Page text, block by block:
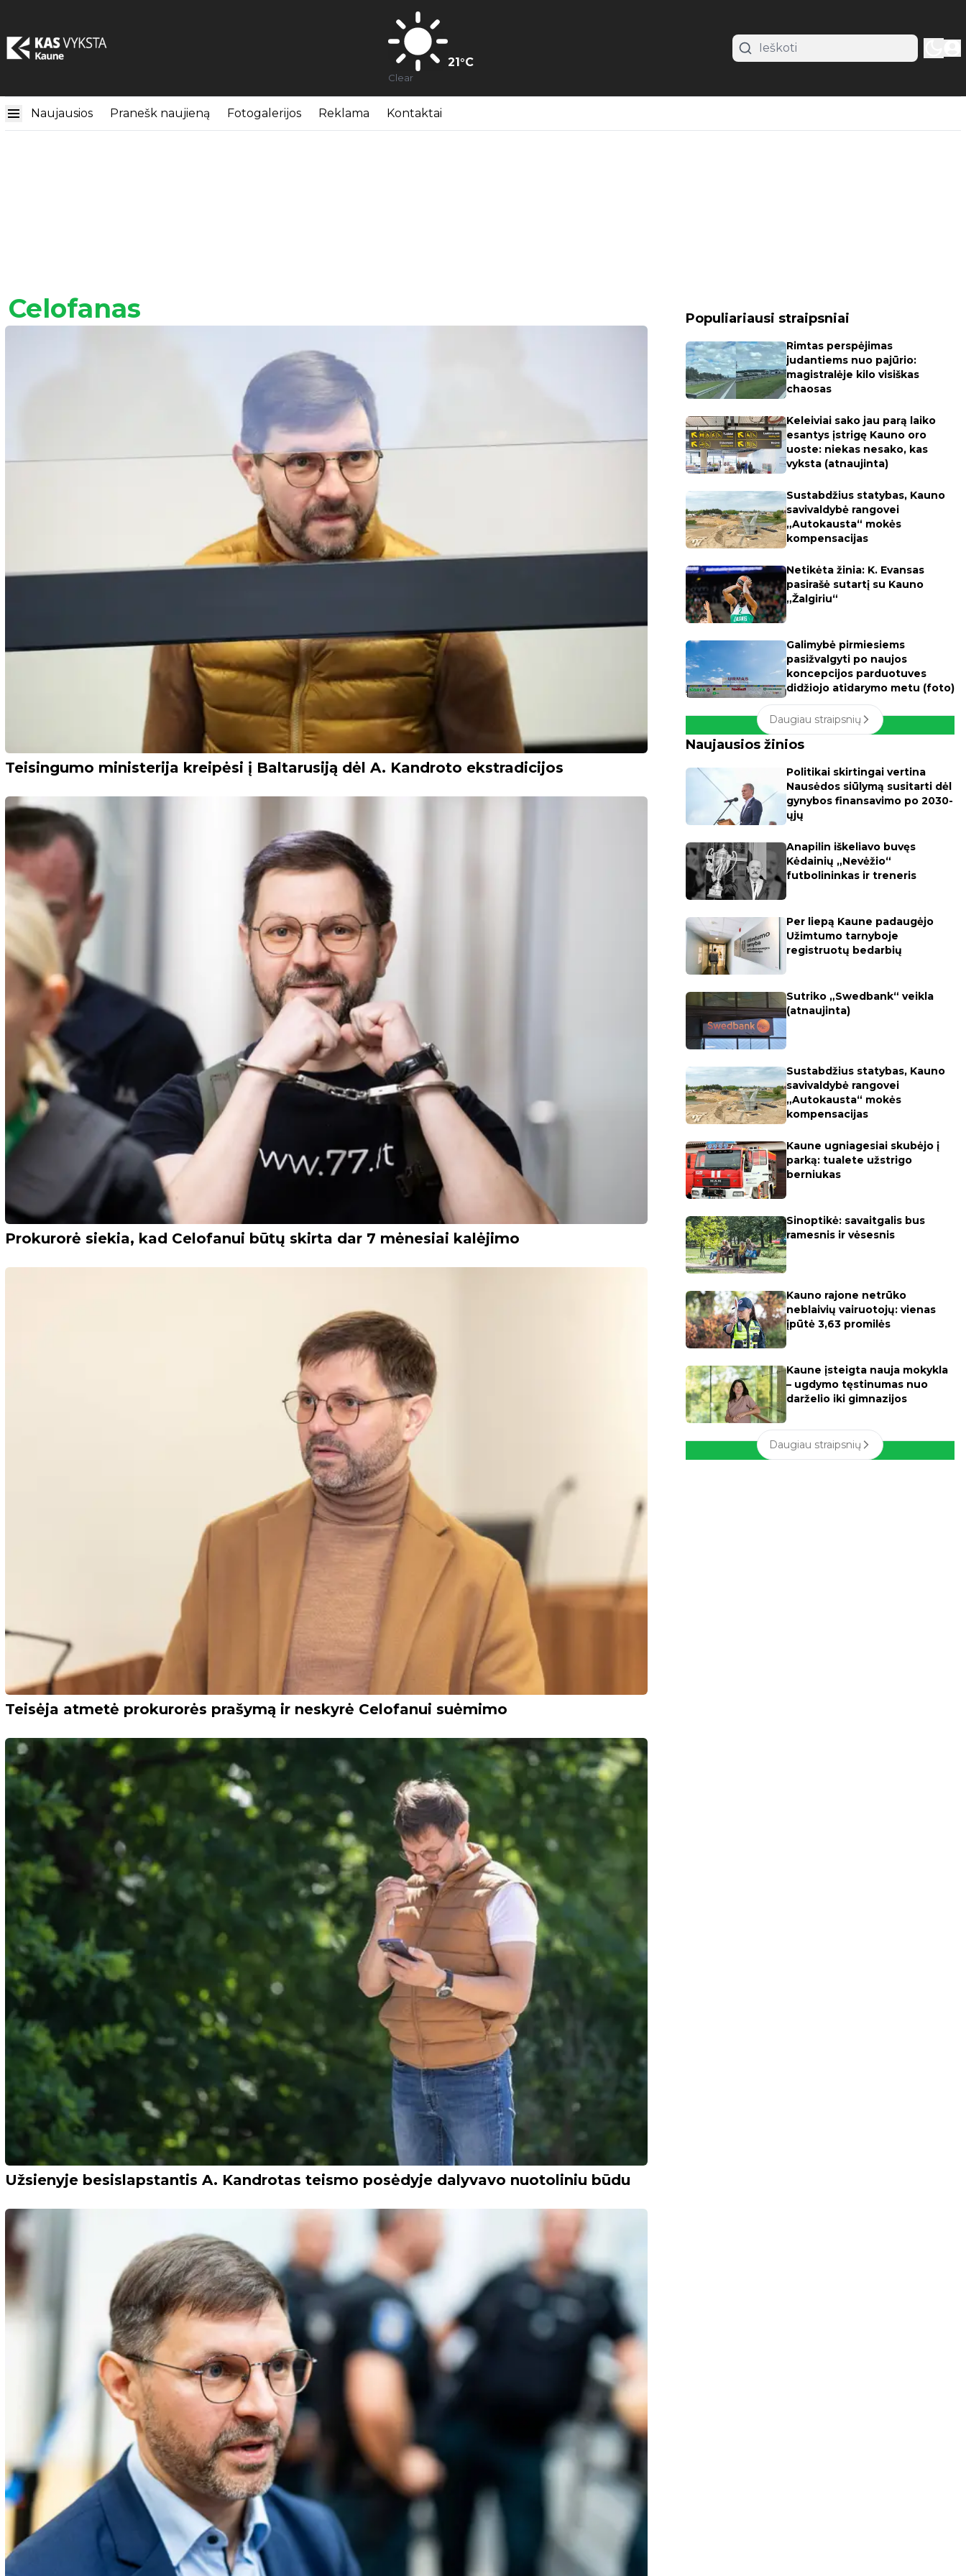
21°C
Clear
Naujausios Pranešk naujieną Fotogalerijos Reklama Kontaktai
Celofanas
Teisingumo ministerija kreipėsi į Baltarusiją dėl A. Kandroto ekstradicijos
Prokurorė siekia, kad Celofanui būtų skirta dar 7 mėnesiai kalėjimo
Teisėja atmetė prokurorės prašymą ir neskyrė Celofanui suėmimo
Užsienyje besislapstantis A. Kandrotas teismo posėdyje dalyvavo nuotoliniu būdu
Populiariausi straipsniai
Rimtas perspėjimas
judantiems nuo pajūrio:
magistralėje kilo visiškas
chaosas
Keleiviai sako jau parą laiko
esantys įstrigę Kauno oro
uoste: niekas nesako, kas
vyksta (atnaujinta)
Sustabdžius statybas, Kauno
savivaldybė rangovei
„Autokausta“ mokės
kompensacijas
Netikėta žinia: K. Evansas
pasirašė sutartį su Kauno
„Žalgiriu“
Galimybė pirmiesiems
pasižvalgyti po naujos
koncepcijos parduotuves
didžiojo atidarymo metu (foto)
Daugiau straipsnių
Naujausios žinios
Politikai skirtingai vertina
Nausėdos siūlymą susitarti dėl
gynybos finansavimo po 2030-
ųjų
Anapilin iškeliavo buvęs
Kėdainių „Nevėžio“
futbolininkas ir treneris
Per liepą Kaune padaugėjo
Užimtumo tarnyboje
registruotų bedarbių
Sutriko „Swedbank“ veikla
(atnaujinta)
Sustabdžius statybas, Kauno
savivaldybė rangovei
„Autokausta“ mokės
kompensacijas
Kaune ugniagesiai skubėjo į
parką: tualete užstrigo
berniukas
Sinoptikė: savaitgalis bus
ramesnis ir vėsesnis
Kauno rajone netrūko
neblaivių vairuotojų: vienas
įpūtė 3,63 promilės
Kaune įsteigta nauja mokykla
– ugdymo tęstinumas nuo
darželio iki gimnazijos
Daugiau straipsnių